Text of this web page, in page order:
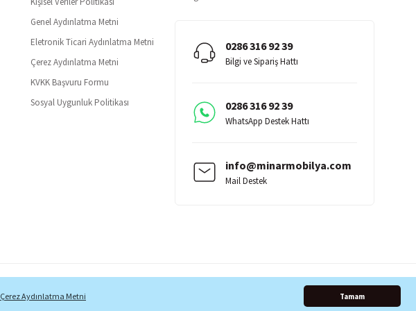
Çerez Aydınlatma Metni Tamam
Genel Aydınlatma Metni
Eletronik Ticari Aydınlatma Metni
Çerez Aydınlatma Metni
KVKK Başvuru Formu
Sosyal Uygunluk Politikası
0286 316 92 39
Bilgi ve Sipariş Hattı
0286 316 92 39
WhatsApp Destek Hattı
info@minarmobilya.com
Mail Destek